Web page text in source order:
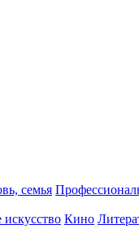
семья
искусство Кино